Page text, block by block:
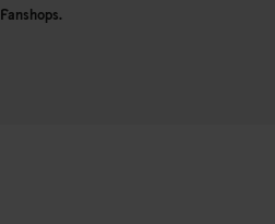
Fanshops.